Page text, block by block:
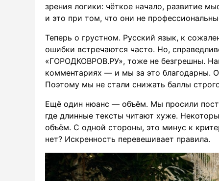
зрения логики: чёткое начало, развитие
и это при том, что они не
Теперь о грустном. Русский язык, к
ошибки встречаются часто. Но,
«ГОРОДКОВРОВ.РУ», тоже не безгрешны.
комментариях — и мы за это благодарны.
Поэтому мы не стали снижать баллы
Ещё один нюанс — объём. Мы просили
где длинные тексты читают хуже.
объём. С одной стороны, это минус к
нет? Искренность перевешивает правила.